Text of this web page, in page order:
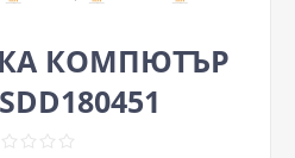
КОМПЮТЪР